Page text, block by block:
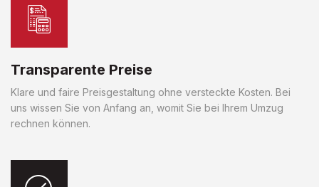
Transparente Preise
Klare und faire Preisgestaltung ohne versteckte Kosten. Bei
uns wissen Sie von Anfang an, womit Sie bei Ihrem Umzug
rechnen können.